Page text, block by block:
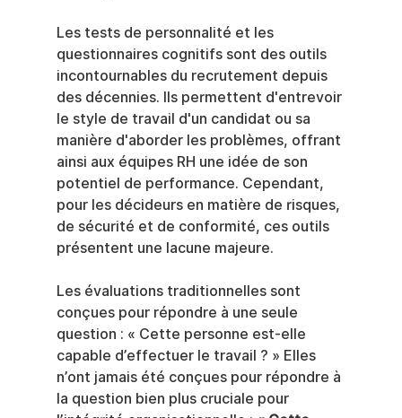
Les tests de personnalité et les
questionnaires cognitifs sont des outils
incontournables du recrutement depuis
des décennies. Ils permettent d'entrevoir
le style de travail d'un candidat ou sa
manière d'aborder les problèmes, offrant
ainsi aux équipes RH une idée de son
potentiel de performance. Cependant,
pour les décideurs en matière de risques,
de sécurité et de conformité, ces outils
présentent une lacune majeure.
Les évaluations traditionnelles sont
conçues pour répondre à une seule
question : « Cette personne est-elle
capable d’effectuer le travail ? » Elles
n’ont jamais été conçues pour répondre à
la question bien plus cruciale pour